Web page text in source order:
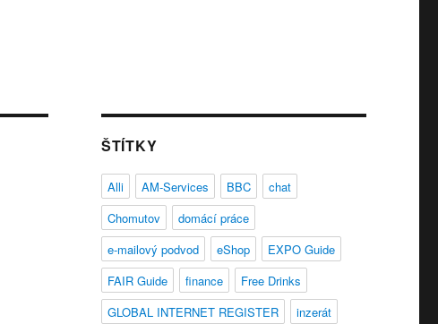
ŠTÍTKY
Alli AM-Services BBC
chat
Chomutov
domácí práce
e-mailový podvod
eShop
EXPO Guide
FAIR Guide
finance
Free Drinks
GLOBAL INTERNET REGISTER
inzerát